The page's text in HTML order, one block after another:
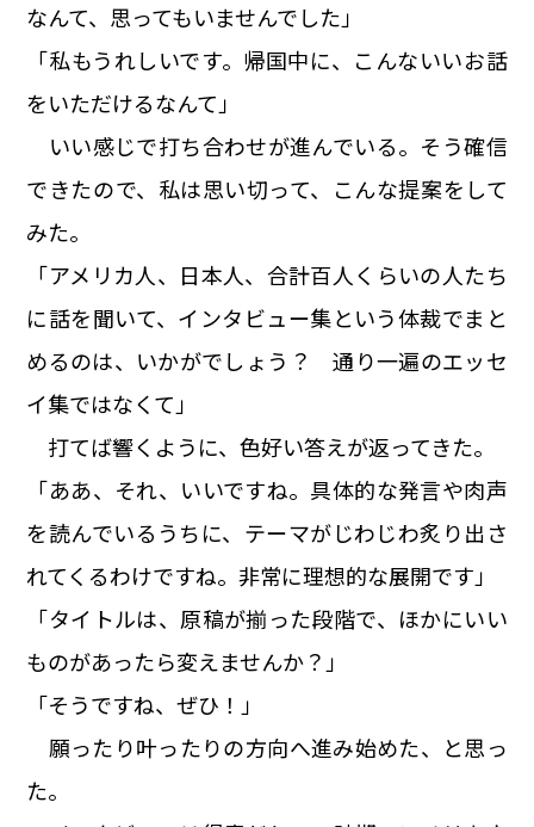
なんて、思ってもいませんでした」
「私もうれしいです。帰国中に、こんないいお話
をいただけるなんて」
いい感じで打ち合わせが進んでいる。そう確信
できたので、私は思い切って、こんな提案をして
みた。
「アメリカ人、日本人、合計百人くらいの人たち
に話を聞いて、インタビュー集という体裁でまと
めるのは、いかがでしょう？ 通り一遍のエッセ
イ集ではなくて」
打てば響くように、色好い答えが返ってきた。
「ああ、それ、いいですね。具体的な発言や肉声
を読んでいるうちに、テーマがじわじわ炙り出さ
れてくるわけですね。非常に理想的な展開です」
「タイトルは、原稿が揃った段階で、ほかにいい
ものがあったら変えませんか？」
「そうですね、ぜひ！」
願ったり叶ったりの方向へ進み始めた、と思っ
た。